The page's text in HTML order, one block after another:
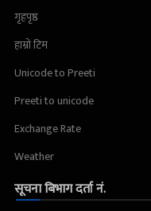
गृहपृष्ठ
हाम्रो टिम
Unicode to Preeti
Preeti to unicode
Exchange Rate
Weather
सूचना बिभाग दर्ता नं.